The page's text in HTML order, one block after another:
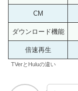
CM
ダウンロード機能
倍速再生
TVerとHuluの違い